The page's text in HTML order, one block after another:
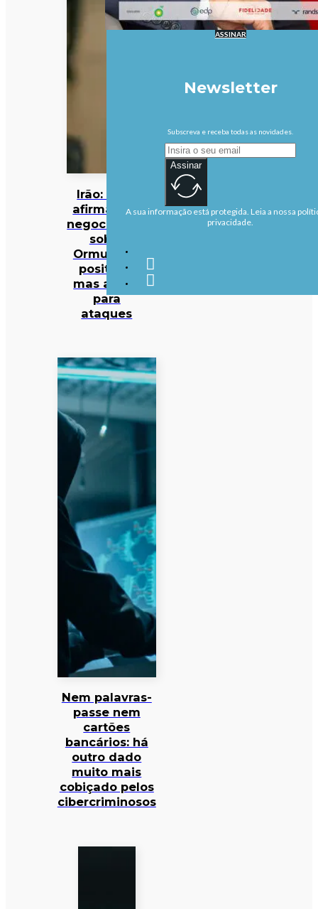
Irão: Omã
afirma que
negociações
sobre
Ormuz são
positivas
mas alerta
para
ataques
Nem palavras-
passe nem
cartões
bancários: há
outro dado
muito mais
cobiçado pelos
cibercriminosos
ASSINAR
Newsletter
Subscreva e receba todas as novidades.
Assinar
A sua informação está protegida. Leia a nossa
privacidade.